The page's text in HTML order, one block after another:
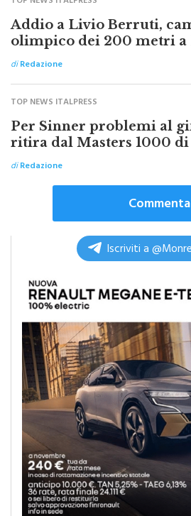
TOP NEWS ITALPRESS
Addio a Livio Berruti,
olimpico dei 200 metri a
diRedazione
TOP NEWS ITALPRESS
Per Sinner problemi al
ritira dal Masters 1000 di
Redazione
Commenta